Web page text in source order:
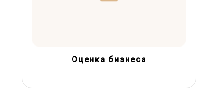
Оценка бизнеса